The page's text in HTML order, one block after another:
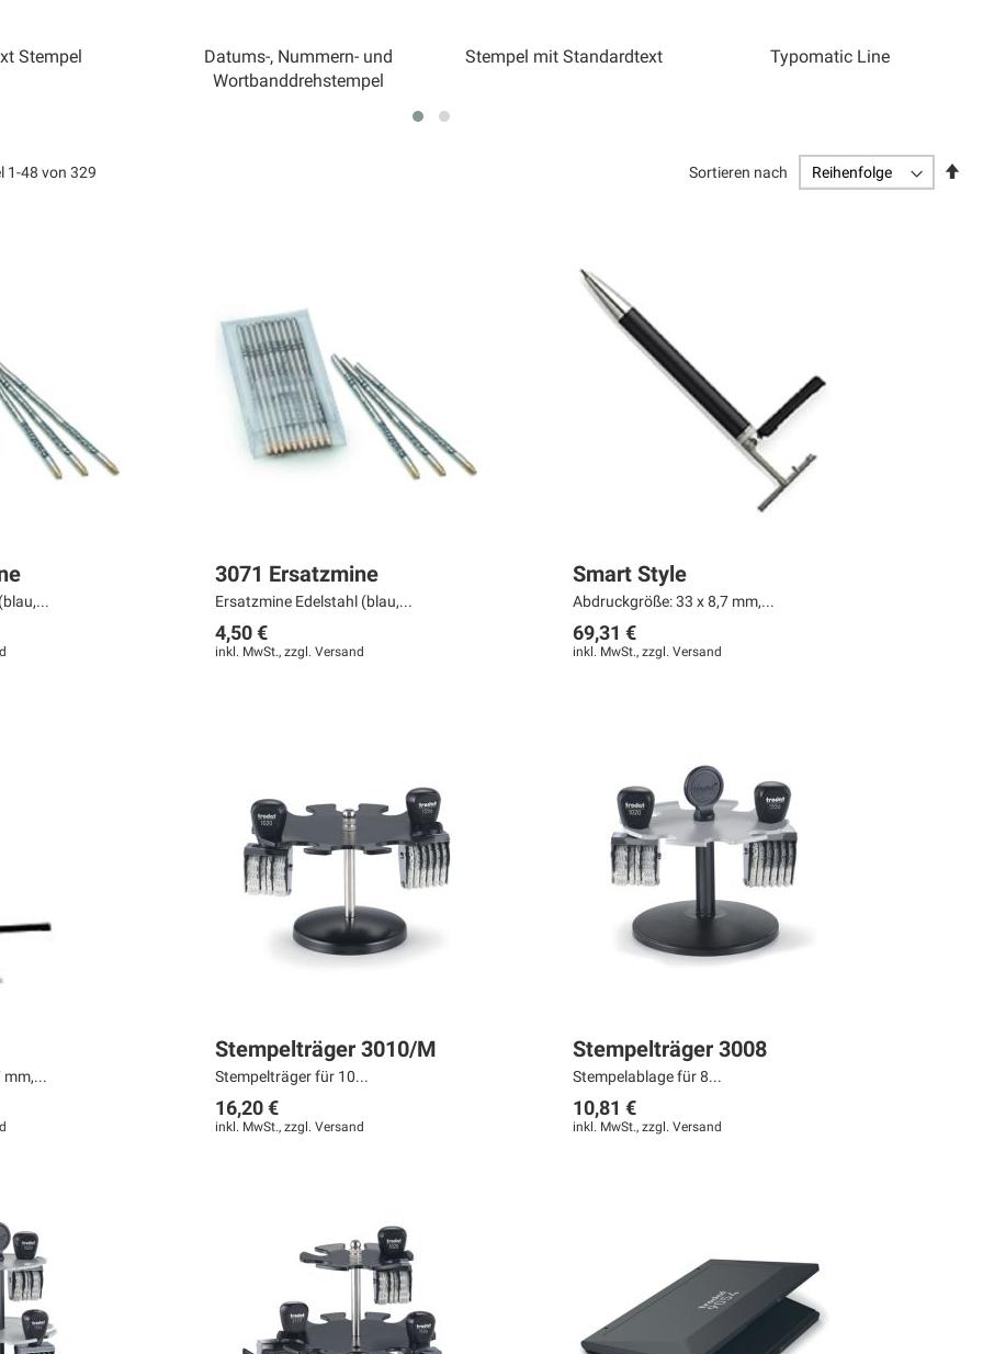
Stempel
Datums-, Nummern- und
Wortbanddrehstempel
Stempel mit Standardtext Typomatic Line
1-48 von 329 Sortieren nach
3071 Ersatzmine
Ersatzmine Edelstahl (blau,...
4,50 €
inkl. MwSt., zzgl. Versand
Smart Style
Abdruckgröße: 33 x 8,7 mm,...
69,31 €
inkl. MwSt., zzgl. Versand
mm,...
Stempelträger 3010/M
Stempelträger für 10...
16,20 €
inkl. MwSt., zzgl. Versand
Stempelträger 3008
Stempelablage für 8...
10,81 €
inkl. MwSt., zzgl. Versand